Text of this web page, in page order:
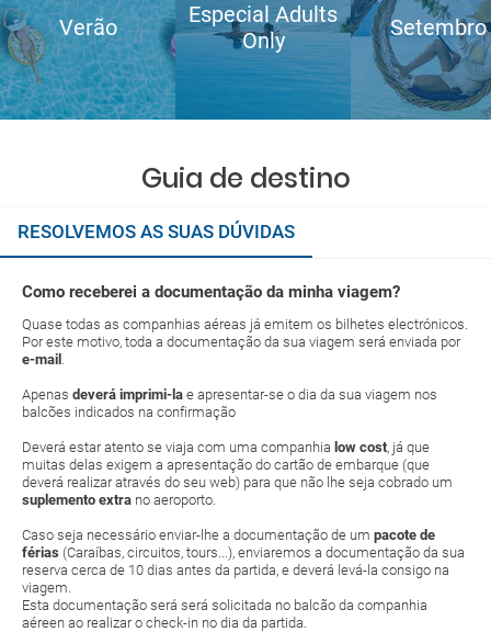
Verão
Especial Adults
Only
Setembro
Guia de destino
RESOLVEMOS AS SUAS DÚVIDAS
Como receberei a documentação da minha viagem?
Quase todas as companhias aéreas já emitem os bilhetes electrónicos.
Por este motivo, toda a documentação da sua viagem será enviada por
e-mail .
Apenas deverá imprimi-la e apresentar-se o dia da sua viagem nos
balcões indicados na confirmação
Deverá estar atento se viaja com uma companhia low cost, já que
muitas delas exigem a apresentação do cartão de embarque (que
deverá realizar através do seu web) para que não lhe seja cobrado um
suplemento extra no aeroporto.
Caso seja necessário enviar-lhe a documentação de um pacote de
férias (Caraíbas, circuitos, tours...), enviaremos a documentação da sua
reserva cerca de 10 dias antes da partida, e deverá levá-la consigo na
viagem.
Esta documentação será será solicitada no balcão da companhia
aéreen ao realizar o check-in no dia da partida.